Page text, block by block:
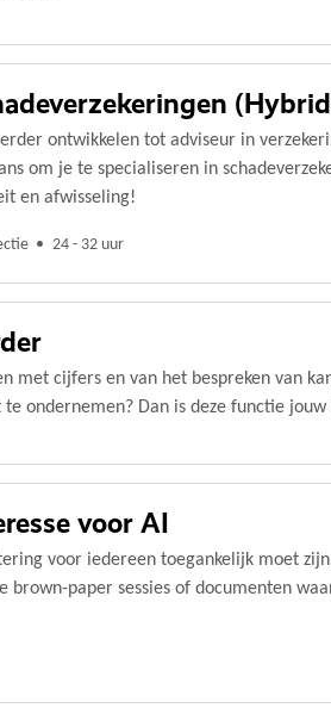
ontwikkelen tot adviseur in
om je te specialiseren in
en afwisseling!
24 - 32 uur
met cijfers en van het bespreken van
ondernemen? Dan is deze functie
voor AI
voor iedereen toegankelijk moet
paper sessies of documenten